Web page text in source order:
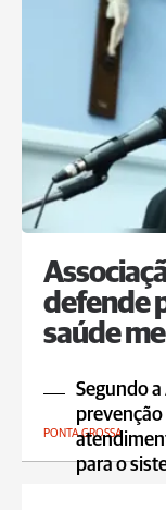
defende
saúde
Segundo
prevenção
para o
PONTA GROSSA